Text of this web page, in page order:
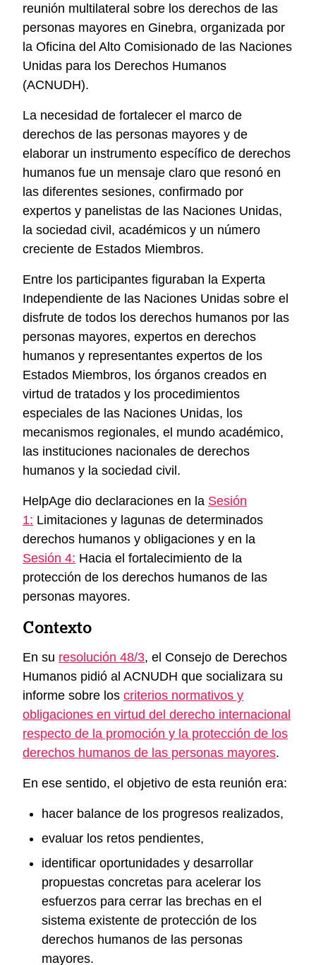
reunión multilateral sobre los derechos de las
personas mayores en Ginebra, organizada por
la Oficina del Alto Comisionado de las Naciones
Unidas para los Derechos Humanos
(ACNUDH).
La necesidad de fortalecer el marco de
derechos de las personas mayores y de
elaborar un instrumento específico de derechos
humanos fue un mensaje claro que resonó en
las diferentes sesiones, confirmado por
expertos y panelistas de las Naciones Unidas,
la sociedad civil, académicos y un número
creciente de Estados Miembros.
Entre los participantes figuraban la Experta
Independiente de las Naciones Unidas sobre el
disfrute de todos los derechos humanos por las
personas mayores, expertos en derechos
humanos y representantes expertos de los
Estados Miembros, los órganos creados en
virtud de tratados y los procedimientos
especiales de las Naciones Unidas, los
mecanismos regionales, el mundo académico,
las instituciones nacionales de derechos
humanos y la sociedad civil.
HelpAge dio declaraciones en la Sesión
1: Limitaciones y lagunas de determinados
derechos humanos y obligaciones y en la
Sesión 4: Hacia el fortalecimiento de la
protección de los derechos humanos de las
personas mayores.
Contexto
En su resolución 48/3, el Consejo de Derechos
Humanos pidió al ACNUDH que socializara su
informe sobre los criterios normativos y
obligaciones en virtud del derecho internacional
respecto de la promoción y la protección de los
derechos humanos de las personas mayores.
En ese sentido, el objetivo de esta reunión era:
hacer balance de los progresos realizados,
evaluar los retos pendientes,
identificar oportunidades y desarrollar
propuestas concretas para acelerar los
esfuerzos para cerrar las brechas en el
sistema existente de protección de los
derechos humanos de las personas
mayores.